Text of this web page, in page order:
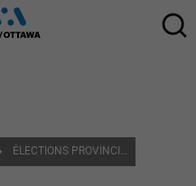
ÉLECTIONS PROVINCIALES | MICHEL LANGEVIN SERA CANDIDAT LIBÉRAL DANS CHAPLEAU